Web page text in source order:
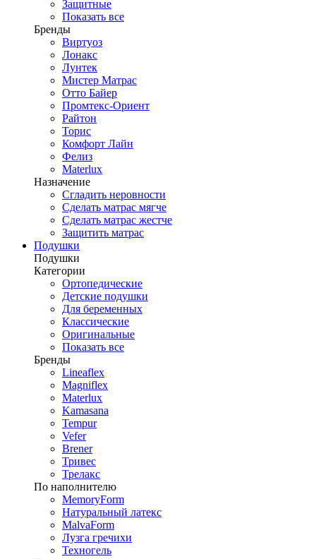
Защитные
Показать все
Бренды
Виртуоз
Лонакс
Лунтек
Мистер Матрас
Отто Байер
Промтекс-Ориент
Райтон
Торис
Комфорт Лайн
Фелиз
Materlux
Назначение
Сгладить неровности
Сделать матрас мягче
Сделать матрас жестче
Защитить матрас
Подушки
Подушки
Категории
Ортопедические
Детские подушки
Для беременных
Классические
Оригинальные
Показать все
Бренды
Lineaflex
Magniflex
Materlux
Kamasana
Tempur
Vefer
Brener
Тривес
Трелакс
По наполнителю
MemoryForm
Натуральный латекс
MalvaForm
Лузга гречихи
Техногель